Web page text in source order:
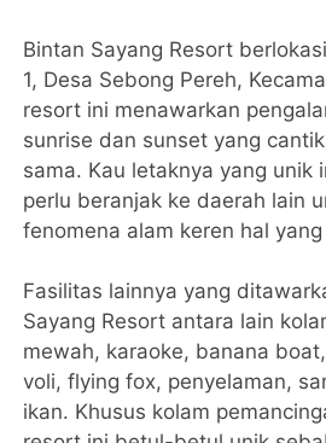
Bintan Sayang Resort
1, Desa Sebong Pereh,
resort ini menawarkan
sunrise dan sunset yang
sama. Kau letaknya yang unik
perlu beranjak ke daerah lain
fenomena alam keren hal
Fasilitas lainnya yang
Sayang Resort antara lain
mewah, karaoke, banana
voli, flying fox, penyelaman,
ikan. Khusus kolam